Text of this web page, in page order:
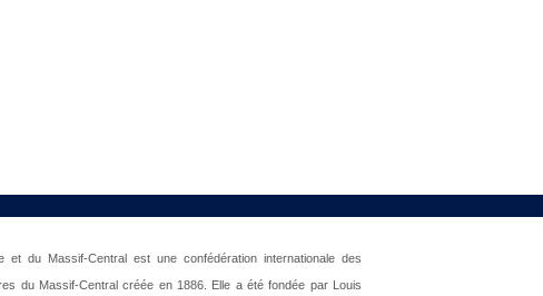
et du Massif-Central est une confédération internationale des
du Massif-Central créée en 1886. Elle a été fondée par Louis